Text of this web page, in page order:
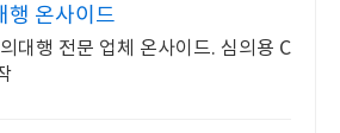
행 온사이드
대행 전문 업체 온사이드. 심의용 C